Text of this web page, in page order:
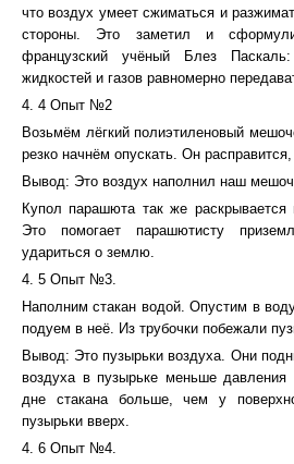
что воздух умеет сжиматься и
стороны. Это заметил и
французский учёный Блез
жидкостей и газов равномерно
4. 4 Опыт №2
Возьмём лёгкий полиэтиленовый
резко начнём опускать. Он
Вывод: Это воздух наполнил наш
Купол парашюта так же раскрывается
Это помогает парашютисту
удариться о землю.
4. 5 Опыт №3.
Наполним стакан водой. Опустим в
подуем в неё. Из трубочки побежали
Вывод: Это пузырьки воздуха. Они
воздуха в пузырьке меньше
дне стакана больше, чем у
пузырьки вверх.
4. 6 Опыт №4.